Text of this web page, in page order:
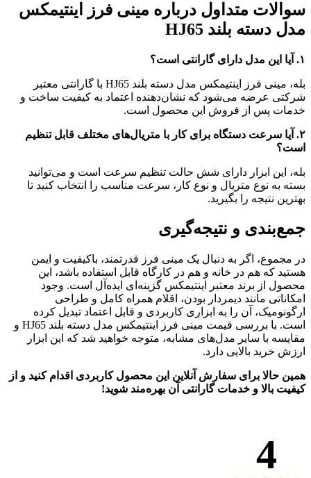
سوالات متداول درباره مینی فرز اینتیمکس
مدل دسته بلند HJ65
۱. آیا این مدل دارای گارانتی است؟
بله، مینی فرز اینتیمکس مدل دسته بلند HJ65 با گارانتی معتبر
شرکتی عرضه می‌شود که نشان‌دهنده اعتماد به کیفیت ساخت و
خدمات پس از فروش این محصول است.
۲. آیا سرعت دستگاه برای کار با متریال‌های مختلف قابل تنظیم
است؟
بله، این ابزار دارای شش حالت تنظیم سرعت است و می‌توانید
بسته به نوع متریال و نوع کار، سرعت مناسب را انتخاب کنید تا
بهترین نتیجه را بگیرید.
جمع‌بندی و نتیجه‌گیری
در مجموع، اگر به دنبال یک مینی فرز قدرتمند، باکیفیت و ایمن
هستید که هم در خانه و هم در کارگاه قابل استفاده باشد، این
محصول از برند معتبر اینتیمکس گزینه‌ای ایده‌آل است. وجود
امکاناتی مانند دیمردار بودن، اقلام همراه کامل و طراحی
ارگونومیک، آن را به ابزاری کاربردی و قابل اعتماد تبدیل کرده
است. با بررسی قیمت مینی فرز اینتیمکس مدل دسته بلند HJ65 و
مقایسه با سایر مدل‌های مشابه، متوجه خواهید شد که این ابزار
ارزش خرید بالایی دارد.
همین حالا برای سفارش آنلاین این محصول کاربردی اقدام کنید و از
کیفیت بالا و خدمات گارانتی آن بهره‌مند شوید!
4